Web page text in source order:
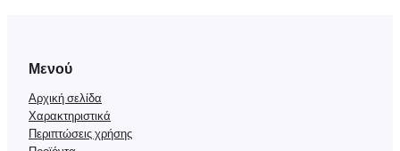
Μενού
Αρχική σελίδα
Χαρακτηριστικά
Περιπτώσεις χρήσης